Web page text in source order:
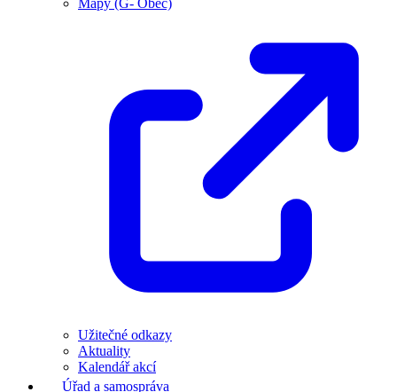
Mapy (G- Obec)
Užitečné odkazy
Aktuality
Kalendář akcí
Úřad a samospráva